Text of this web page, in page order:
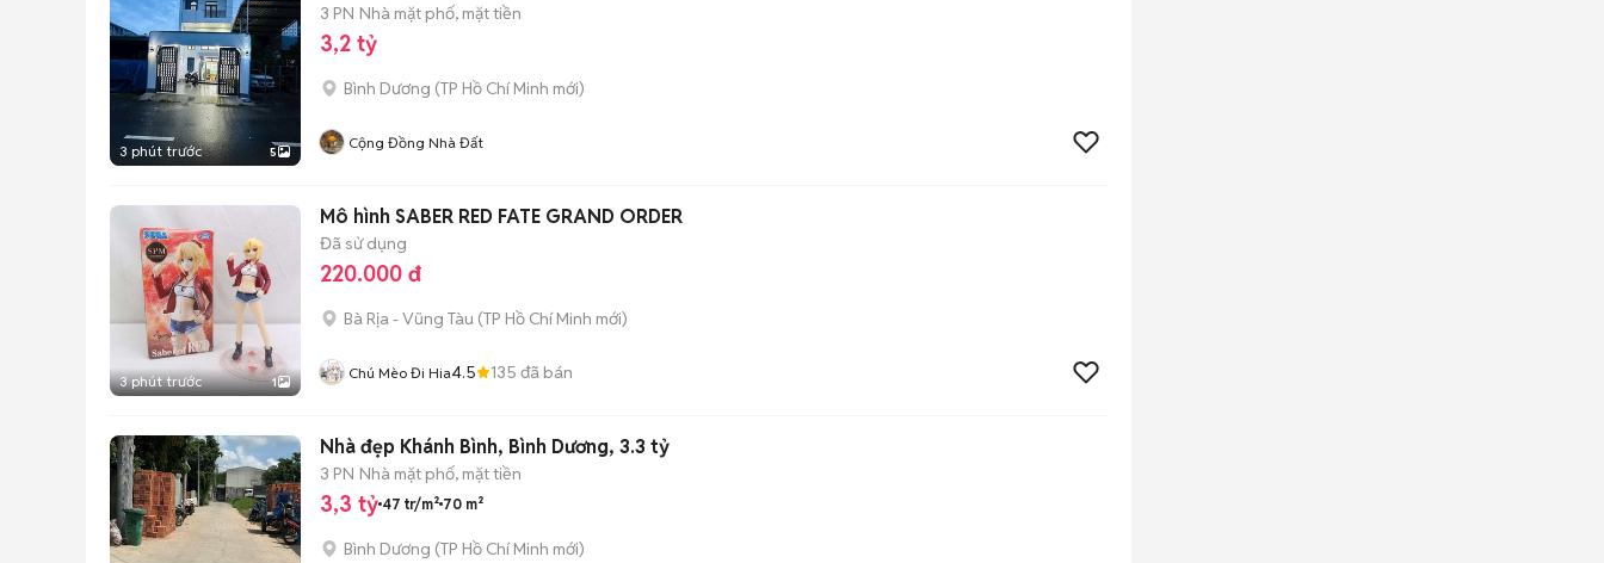
3 phút trước 5
3 PN Nhà mặt phố, mặt tiền
3,2 tỷ
Bình Dương (TP Hồ Chí Minh mới)
Cộng Đồng Nhà Đất
3 phút trước 1
Mô hình SABER RED FATE GRAND ORDER
Đã sử dụng
220.000 đ
Bà Rịa - Vũng Tàu (TP Hồ Chí Minh mới)
Chú Mèo Đi Hia4.5 135 đã bán
Nhà đẹp Khánh Bình, Bình Dương, 3.3 tỷ
3 PN Nhà mặt phố, mặt tiền
3,3 tỷ 47 tr/m² 70 m²
Bình Dương (TP Hồ Chí Minh mới)